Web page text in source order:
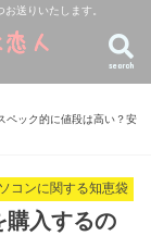
送りいたします。
search
ペック的に値段は高い？安
コンに関する知恵袋
購入するの